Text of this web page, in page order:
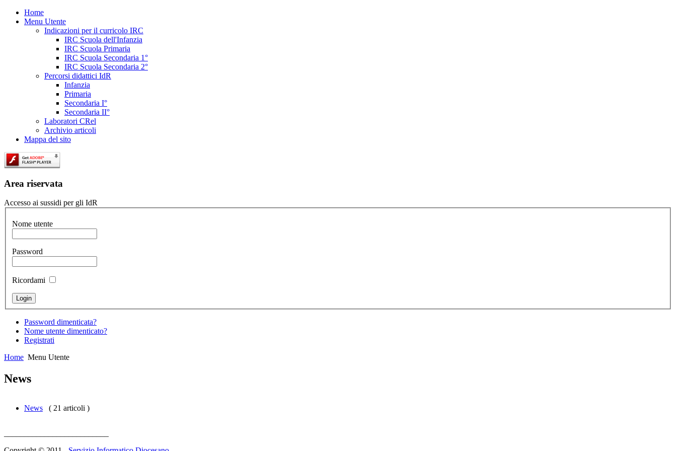
Home
Menu Utente
Indicazioni per il curricolo IRC
IRC Scuola dell'Infanzia
IRC Scuola Primaria
IRC Scuola Secondaria 1°
IRC Scuola Secondaria 2°
Percorsi didattici IdR
Infanzia
Primaria
Secondaria I°
Secondaria II°
Laboratori CRel
Archivio articoli
Mappa del sito
Area riservata
Accesso ai sussidi per gli IdR
Nome utente
Password
Ricordami
Password dimenticata?
Nome utente dimenticato?
Registrati
Home Menu Utente
News
News ( 21 articoli )